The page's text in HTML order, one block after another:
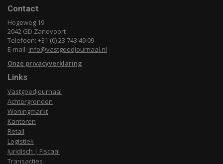
Contact
Hogeweg 19
2042 GD Zandvoort
Telefoon: +31 (0) 23 743 49 09
E-mail: info@vastgoedjournaal.nl
Onze privacyverklaring
Links
Vastgoedjournaal
Achtergronden
Woningmarkt
Kantoren
Retail
Logistiek
Juridisch | Fiscaal
Transacties